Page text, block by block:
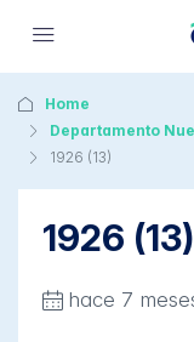
Home
Departamento
1926 (13)
1926 (13)
hace 7